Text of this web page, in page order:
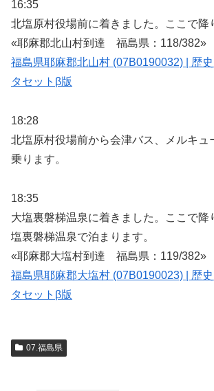
16:35
北塩原村役場前に着きました。ここで降
«耶麻郡北山村到達 福島県：118/382»
福島県耶麻郡北山村 (07B0190032) | 歴
タセットβ版
18:28
北塩原村役場前から会津バス、メルキュ
乗ります。
18:35
大塩裏磐梯温泉に着きました。ここで降
塩裏磐梯温泉で泊まります。
«耶麻郡大塩村到達 福島県：119/382»
福島県耶麻郡大塩村 (07B0190023) | 歴
タセットβ版
07.福島県